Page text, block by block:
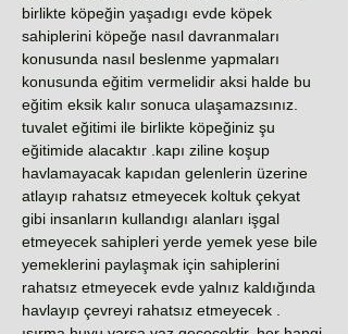
birlikte köpeğin yaşadıgı evde köpek
sahiplerini köpeğe nasıl davranmaları
konusunda nasıl beslenme yapmaları
konusunda eğitim vermelidir aksi halde bu
eğitim eksik kalır sonuca ulaşamazsınız.
tuvalet eğitimi ile birlikte köpeğiniz şu
eğitimide alacaktır .kapı ziline koşup
havlamayacak kapıdan gelenlerin üzerine
atlayıp rahatsız etmeyecek koltuk çekyat
gibi insanların kullandıgı alanları işgal
etmeyecek sahipleri yerde yemek yese bile
yemeklerini paylaşmak için sahiplerini
rahatsız etmeyecek evde yalnız kaldığında
havlayıp çevreyi rahatsız etmeyecek .